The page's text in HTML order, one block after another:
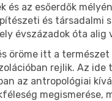
és az esőerdők
és társadalmi
évszázadok óta alig
öröme itt a természet
rejlik. Az
az antropológiai
megismerése,